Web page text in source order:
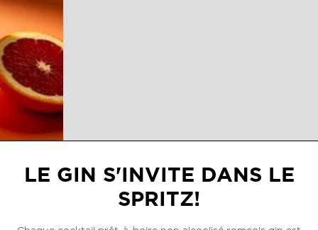
LE GIN S'INVITE DANS LE
SPRITZ!